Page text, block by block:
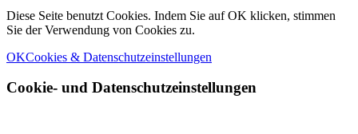
Diese Seite benutzt Cookies. Indem Sie auf OK klicken, stimmen
Sie der Verwendung von Cookies zu.
OKCookies & Datenschutzeinstellungen
Cookie- und Datenschutzeinstellungen